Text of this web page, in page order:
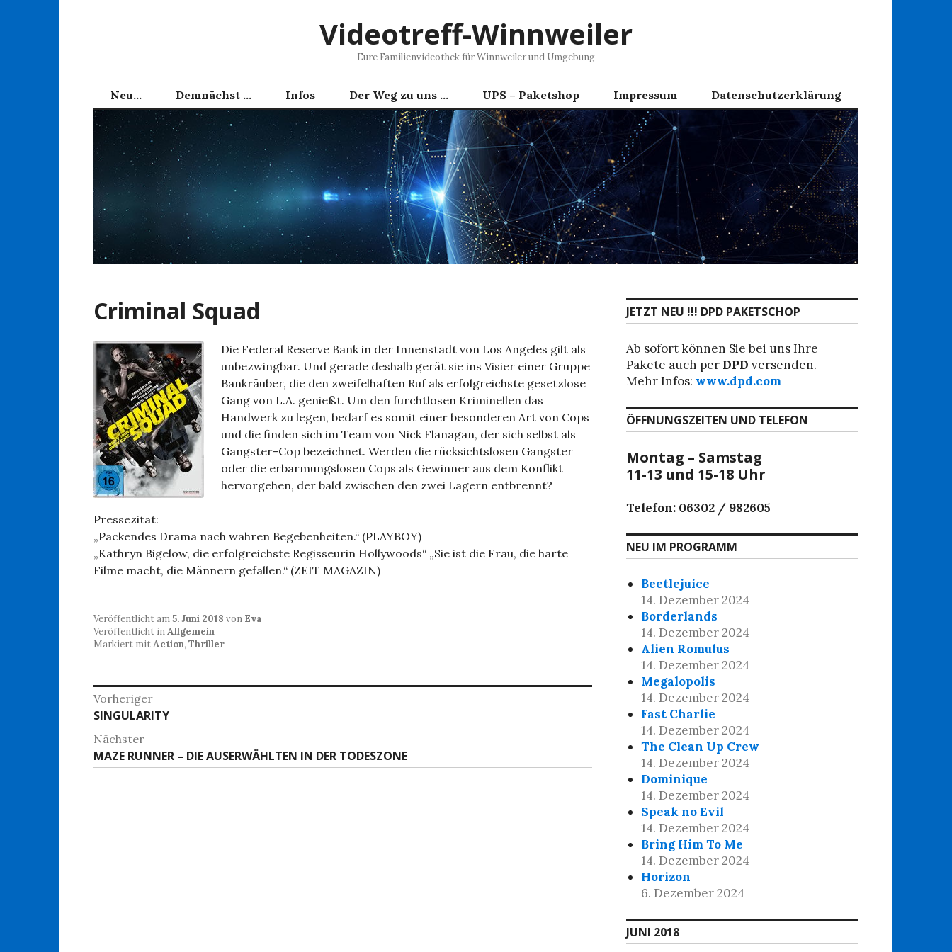
Videotreff-Winnweiler
Eure Familienvideothek für Winnweiler und Umgebung
Neu… Demnächst … Infos Der Weg zu uns … UPS – Paketshop Impressum Datenschutzerklärung
Criminal Squad
Die Federal Reserve Bank in der Innenstadt von Los Angeles gilt als
unbezwingbar. Und gerade deshalb gerät sie ins Visier einer Gruppe
Bankräuber, die den zweifelhaften Ruf als erfolgreichste gesetzlose
Gang von L.A. genießt. Um den furchtlosen Kriminellen das
Handwerk zu legen, bedarf es somit einer besonderen Art von Cops
und die finden sich im Team von Nick Flanagan, der sich selbst als
Gangster-Cop bezeichnet. Werden die rücksichtslosen Gangster
oder die erbarmungslosen Cops als Gewinner aus dem Konflikt
hervorgehen, der bald zwischen den zwei Lagern entbrennt?
Pressezitat:
„Packendes Drama nach wahren Begebenheiten.“ (PLAYBOY)
„Kathryn Bigelow, die erfolgreichste Regisseurin Hollywoods“ „Sie ist die Frau, die harte
Filme macht, die Männern gefallen.“ (ZEIT MAGAZIN)
Veröffentlicht am5. Juni 2018 von Eva
Veröffentlicht inAllgemein
Markiert mitAction, Thriller
Beitragsnavigation
Vorheriger
Vorheriger
Beitrag:
SINGULARITY
Nächster
Nächster
Beitrag:
MAZE RUNNER – DIE AUSERWÄHLTEN IN DER TODESZONE
JETZT NEU !!! DPD PAKETSCHOP
Ab sofort können Sie bei uns Ihre
Pakete auch per DPD versenden.
Mehr Infos: www.dpd.com
ÖFFNUNGSZEITEN UND TELEFON
Montag – Samstag
11-13 und 15-18 Uhr
Telefon: 06302 / 982605
NEU IM PROGRAMM
Beetlejuice
14. Dezember 2024
Borderlands
14. Dezember 2024
Alien Romulus
14. Dezember 2024
Megalopolis
14. Dezember 2024
Fast Charlie
14. Dezember 2024
The Clean Up Crew
14. Dezember 2024
Dominique
14. Dezember 2024
Speak no Evil
14. Dezember 2024
Bring Him To Me
14. Dezember 2024
Horizon
6. Dezember 2024
JUNI 2018